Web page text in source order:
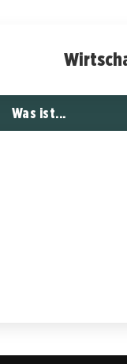
Was ist...